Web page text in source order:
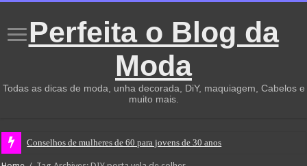
Perfeita o Blog da
Moda
Todas as dicas de moda, unha decorada, DiY, maquiagem, Cabelos e
muito mais.
Conselhos de mulheres de 60 para jovens de 30 anos